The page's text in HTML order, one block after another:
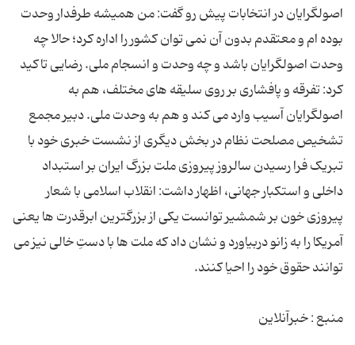
اصولگرایان در انتخابات پیش رو گفت: من همیشه طرفدار وحدت
بوده ام و معتقدم بدون آن نمی توان کشور را اداره کرد؛ حالا چه
وحدت اصولگرایان باشد و چه وحدت و انسجام ملی. رضایی تاکید
کرد: تفرقه و پافشاری بر روی سلیقه های مختلف، هم به
اصولگرایان آسیب وارد می کند و هم به وحدت ملی. دبیر مجمع
تشخیص مصلحت نظام در بخش دیگری از نشست خبری خود با
تبریک فرا رسیدن سالروز پیروزی ملت بزرگ ایران بر استبداد
داخلی و استکبار جهانی، اظهار داشت: انقلاب اسلامی با شعار
پیروزی خون بر شمشیر توانست یکی از بزرگترین ابرقدرت ها یعنی
آمریکا را به زانو دربیاورد و نشان داد که ملت ها با دستِ خالی نیز می
منبع : خبرآنلاین